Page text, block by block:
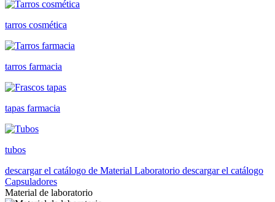
tarros cosmética
tarros farmacia
tapas farmacia
tubos
descargar el catálogo de Material Laboratorio descargar el catálogo
Capsuladores
Material de laboratorio